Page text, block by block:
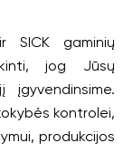
SICK gaminių
jog Jūsų
kontrolei,
produkcijos